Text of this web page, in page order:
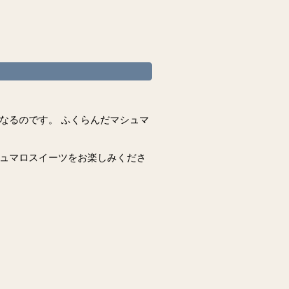
るのです。 ふくらんだマシュマ
マロスイーツをお楽しみくださ